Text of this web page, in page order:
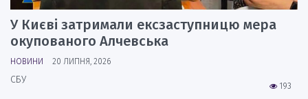
У Києві затримали ексзаступницю мера
окупованого Алчевська
НОВИНИ 20 ЛИПНЯ, 2026
193
СБУ